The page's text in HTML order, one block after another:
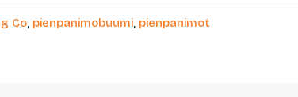
Co, pienpanimobuumi, pienpanimot